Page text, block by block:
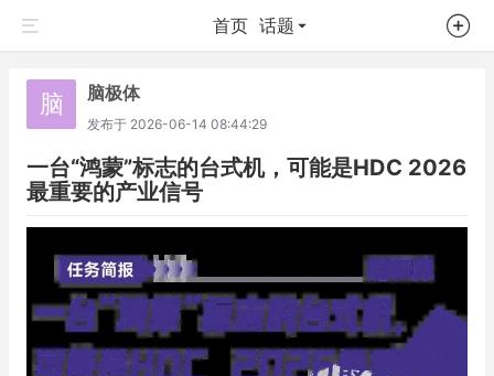
首页 话题
脑 脑极体
发布于 2026-06-14 08:44:29
一台“鸿蒙”标志的台式机，可能是HDC 2026
最重要的产业信号